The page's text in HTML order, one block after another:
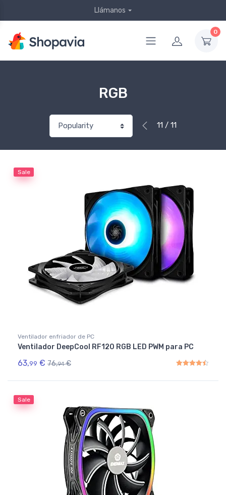
Llámanos
0
RGB
11 / 11
Sale
Ventilador enfriador de PC
Ventilador DeepCool RF120 RGB LED PWM para PC
63,99 € 76,94 €
Sale